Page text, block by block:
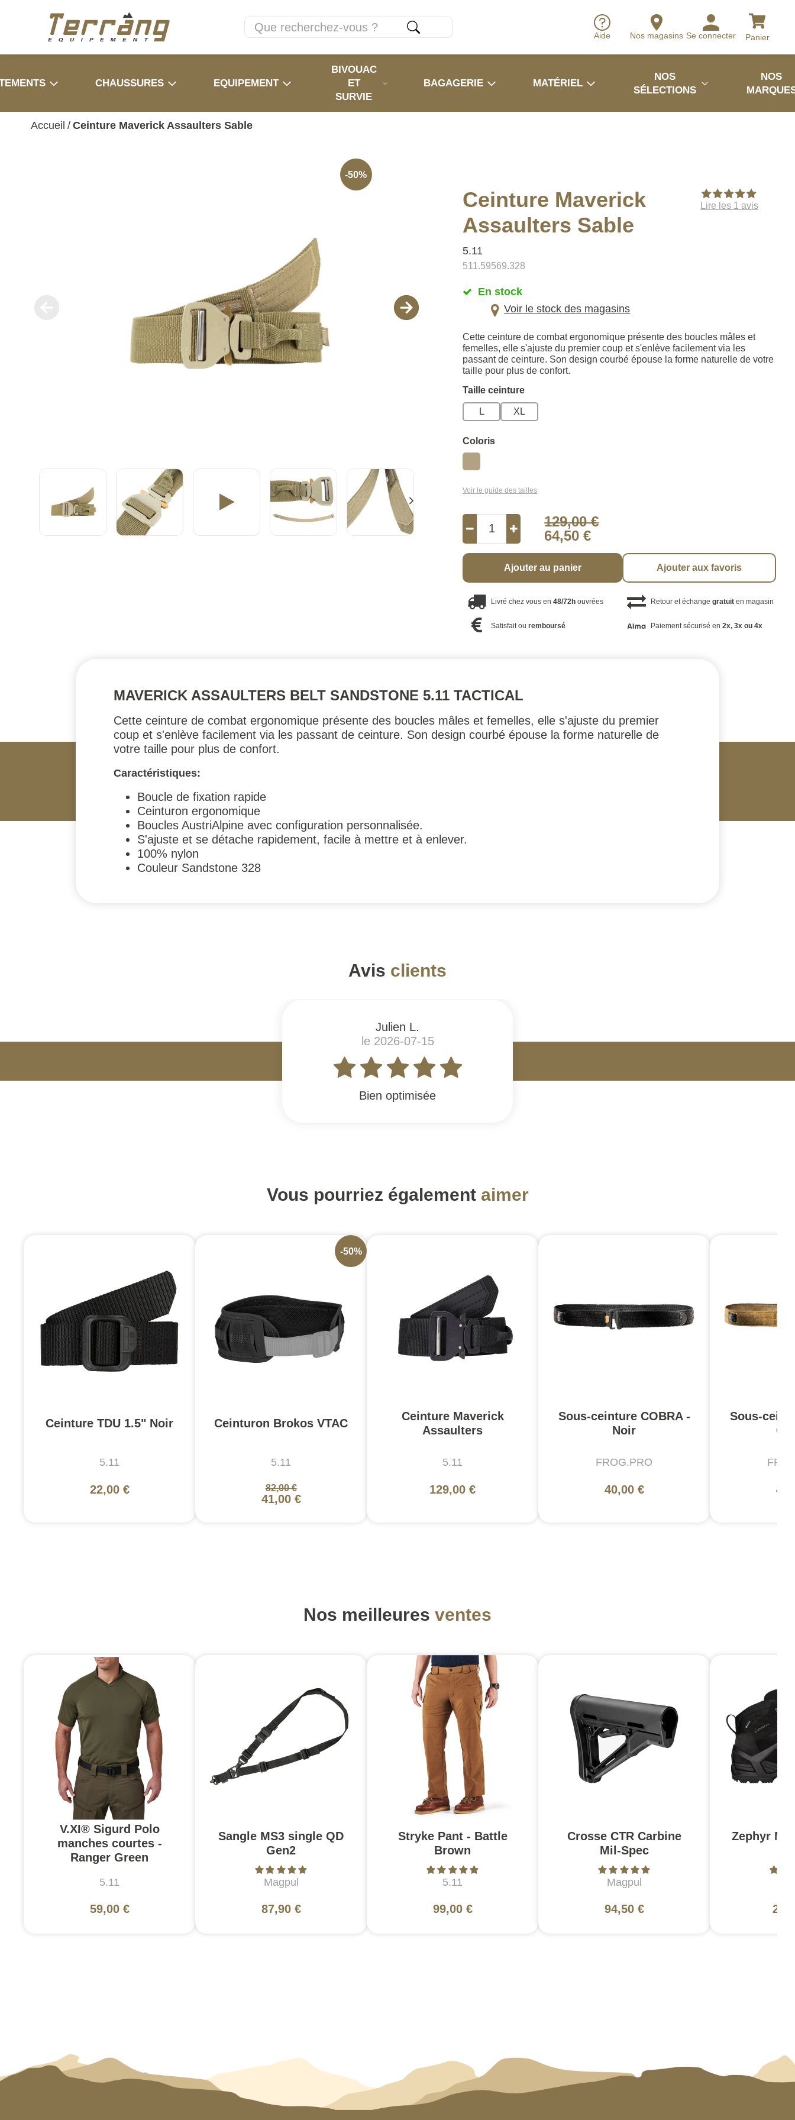
Aide Nos magasins Se connecter Panier
CHAUSSURES EQUIPEMENT
BIVOUAC
ET
SURVIE
BAGAGERIE MATÉRIEL
NOS
SÉLECTIONS
NOS
Accueil / Ceinture Maverick Assaulters Sable
-50%
Ceinture Maverick
Assaulters Sable
5.11
511.59569.328
Lire les 1 avis
En stock
Voir le stock des magasins
Cette ceinture de combat ergonomique présente des boucles mâles et
femelles, elle s'ajuste du premier coup et s'enlève facilement via les
passant de ceinture. Son design courbé épouse la forme naturelle de votre
taille pour plus de confort.
Taille ceinture
L XL
Coloris
Voir le guide des tailles
129,00 €
64,50 €
Ajouter au panier Ajouter aux favoris
Livré chez vous en48/72h ouvrées Retour et échange gratuiten magasin
Satisfait ouremboursé Paiement sécurisé en 2x, 3x ou 4x
MAVERICK ASSAULTERS BELT SANDSTONE 5.11 TACTICAL
Cette ceinture de combat ergonomique présente des boucles mâles et femelles, elle s'ajuste du premier
coup et s'enlève facilement via les passant de ceinture. Son design courbé épouse la forme naturelle de
votre taille pour plus de confort.
Caractéristiques:
Boucle de fixation rapide
Ceinturon ergonomique
Boucles AustriAlpine avec configuration personnalisée.
S'ajuste et se détache rapidement, facile à mettre et à enlever.
100% nylon
Couleur Sandstone 328
Avis clients
Julien L.
le 2026-07-15
Bien optimisée
Vous pourriez également aimer
Ceinture TDU 1.5" Noir
5.11
22,00 €
Ceinturon Brokos VTAC
5.11
82,00 €
41,00 €
-50%
Ceinture Maverick
Assaulters
5.11
129,00 €
Sous-ceinture COBRA -
Noir
FROG.PRO
40,00 €
Sous-
Nos meilleures ventes
V.XI® Sigurd Polo
manches courtes -
Ranger Green
5.11
59,00 €
Sangle MS3 single QD
Gen2
Magpul
87,90 €
Stryke Pant - Battle
Brown
5.11
99,00 €
Crosse CTR Carbine
Mil-Spec
Magpul
94,50 €
Zephyr